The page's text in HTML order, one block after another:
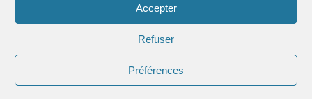
Accepter
Refuser
Préférences
Politique de confidentialité